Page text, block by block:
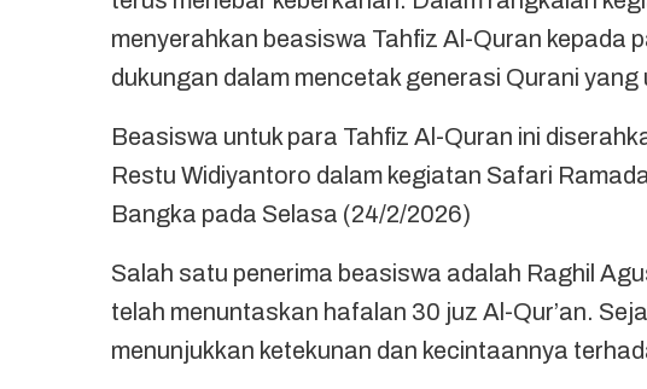
menyerahkan beasiswa Tahfiz Al-Quran kepada
dukungan dalam mencetak generasi Qurani yang
Beasiswa untuk para Tahfiz Al-Quran ini
Restu Widiyantoro dalam kegiatan Safari
Bangka pada Selasa (24/2/2026)
Salah satu penerima beasiswa adalah Raghil
telah menuntaskan hafalan 30 juz Al-Qur’an.
menunjukkan ketekunan dan kecintaannya